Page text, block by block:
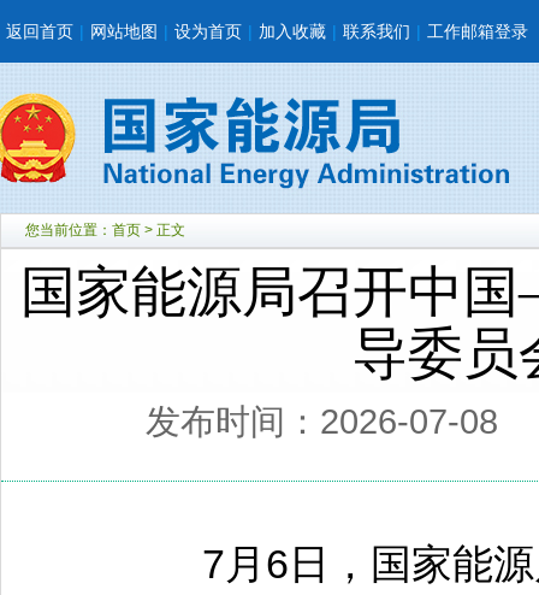
返回首页 | 网站地图 | 设为首页 | 加入收藏 | 联系我们 | 工作邮箱登录
您当前位置： 首页 > 正文
国家能源局召开中
导委员
发布时间：2026-07-08
7月6日，国家能源